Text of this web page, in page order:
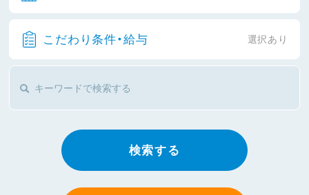
こだわり条件・給与 選択あり
検索する